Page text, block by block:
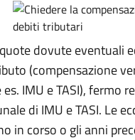
dovute eventuali
(compensazione
IMU e TASI), fermo
di IMU e TASI. Le
in corso o gli anni